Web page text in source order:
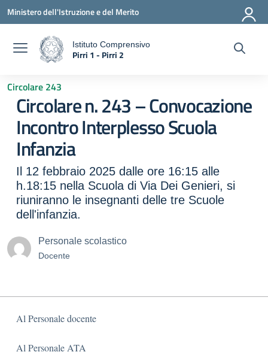
Ministero dell'Istruzione e del Merito
Istituto Comprensivo
Pirri 1 - Pirri 2
Circolare 243
Circolare n. 243 – Convocazione
Incontro Interplesso Scuola
Infanzia
Il 12 febbraio 2025 dalle ore 16:15 alle
h.18:15 nella Scuola di Via Dei Genieri, si
riuniranno le insegnanti delle tre Scuole
dell'infanzia.
Personale scolastico
Docente
Al Personale docente
Al Personale ATA